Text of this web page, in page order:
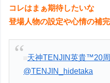
コレはまぁ期待したいな
登場人物の設定や心情の補
天神TENJIN英貴™20
@TENJIN_hidetaka